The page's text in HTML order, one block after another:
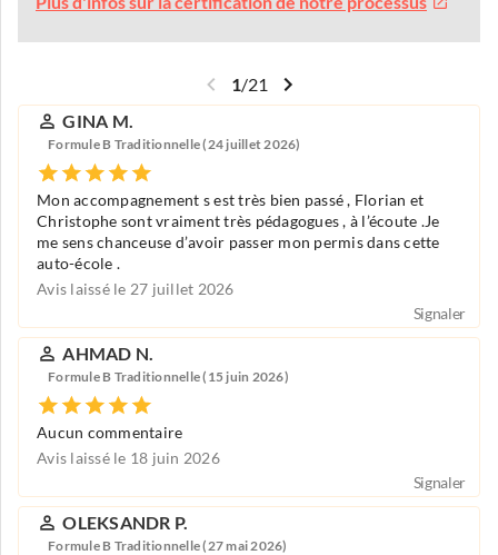
1/21
GINA M.
Formule B Traditionnelle (24 juillet 2026)
Mon accompagnement s est très bien passé , Florian et
Christophe sont vraiment très pédagogues , à l’écoute .Je
me sens chanceuse d’avoir passer mon permis dans cette
auto-école .
Avis laissé le 27 juillet 2026
Signaler
AHMAD N.
Formule B Traditionnelle (15 juin 2026)
Aucun commentaire
Avis laissé le 18 juin 2026
Signaler
OLEKSANDR P.
Formule B Traditionnelle (27 mai 2026)